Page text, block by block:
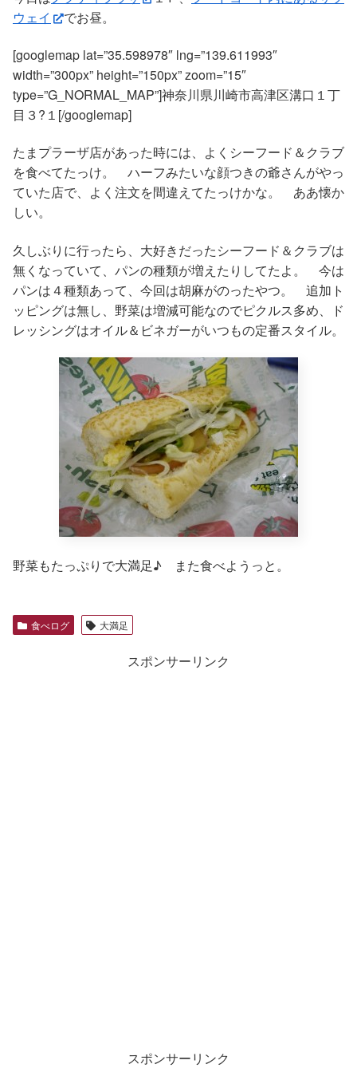
ウェイ
でお昼。
[googlemap lat=”35.598978″ lng=”139.611993″
width=”300px” height=”150px” zoom=”15″
type=”G_NORMAL_MAP”]神奈川県川崎市高津区溝口１丁
目３?１[/googlemap]
たまプラーザ店があった時には、よくシーフード＆クラブ
を食べてたっけ。 ハーフみたいな顔つきの爺さんがやっ
ていた店で、よく注文を間違えてたっけかな。 ああ懐か
しい。
久しぶりに行ったら、大好きだったシーフード＆クラブは
無くなっていて、パンの種類が増えたりしてたよ。 今は
パンは４種類あって、今回は胡麻がのったやつ。 追加ト
ッピングは無し、野菜は増減可能なのでピクルス多め、ド
レッシングはオイル＆ビネガーがいつもの定番スタイル。
野菜もたっぷりで大満足♪ また食べようっと。
食べログ 大満足
スポンサーリンク
スポンサーリンク